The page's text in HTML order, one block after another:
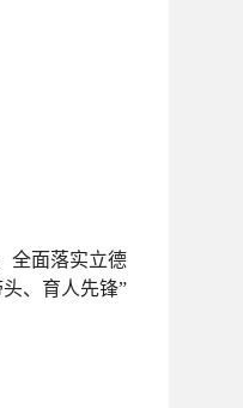
全面落实立德
、育人先锋”